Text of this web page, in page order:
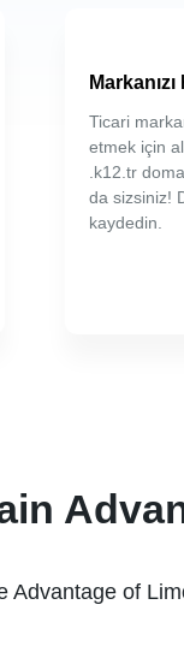
Ticari
etmek için
.k12.tr
da sizsiniz!
kaydedin.
Advantage of